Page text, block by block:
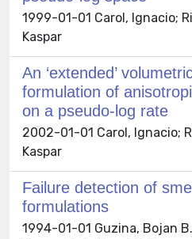
1999-01-01 Carol, Ignacio;
Kaspar
An ‘extended’
formulation of
on a pseudo-log rate
2002-01-01 Carol, Ignacio;
Kaspar
Failure detection of
formulations
1994-01-01 Guzina, Bojan